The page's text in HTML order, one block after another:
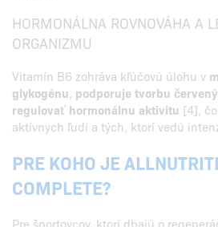
HORMONÁLNA ROVNOVÁHA A
ORGANIZMU
Vitamín B6 zohráva kľúčovú úlohu v
glykogénu, podporuje tvorbu
regulovať hormonálnu aktivitu [4],
aktívnych ľudí a tých, ktorí vedú
PRE KOHO JE
COMPLETE?
Pre športovcov, ktorí dbajú o